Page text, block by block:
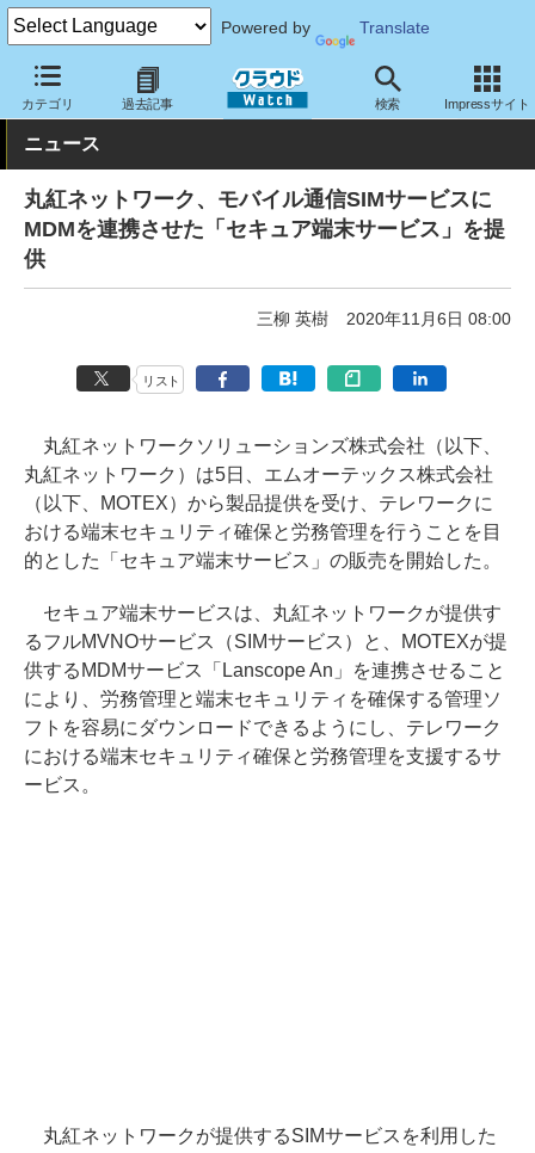
Powered by Translate
カテゴリ 過去記事 検索 Impressサイト
クラウド Watch セキュリティ セキュリティサービス
ニュース
丸紅ネットワーク、モバイル通信SIMサービスに
MDMを連携させた「セキュア端末サービス」を提
供
三柳 英樹 2020年11月6日 08:00
リスト
丸紅ネットワークソリューションズ株式会社（以下、
丸紅ネットワーク）は5日、エムオーテックス株式会社
（以下、MOTEX）から製品提供を受け、テレワークに
おける端末セキュリティ確保と労務管理を行うことを目
的とした「セキュア端末サービス」の販売を開始した。
セキュア端末サービスは、丸紅ネットワークが提供す
るフルMVNOサービス（SIMサービス）と、MOTEXが提
供するMDMサービス「Lanscope An」を連携させること
により、労務管理と端末セキュリティを確保する管理ソ
フトを容易にダウンロードできるようにし、テレワーク
における端末セキュリティ確保と労務管理を支援するサ
ービス。
丸紅ネットワークが提供するSIMサービスを利用した